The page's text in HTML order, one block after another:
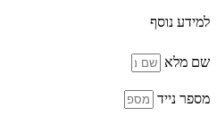
למידע נוסף
שם מלא
מספר נייד